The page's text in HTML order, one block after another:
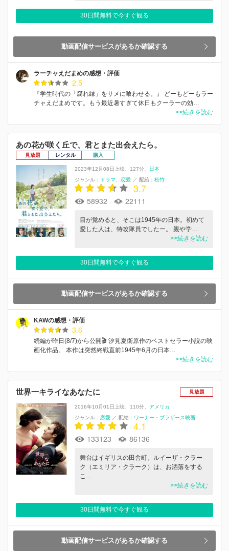
30日間無料で今すぐ観る
動画配信サービスがあるか確認する
ラーチャえだまめの感想・評価
2.5
『学生時代の「腐れ縁」をサメに喰わせる。』 どーもどーもラー
チャえだまめです。もう最近暑すぎて休日もクーラーの効…
>>続きを読む
あの花が咲く丘で、君とまた出会えたら。
見放題 レンタル 購入
2023年12月08日上映 127分
日本
ジャンル：
ドラマ 恋愛 ／ 配給： 松竹
3.7
58932 22111
目が覚めると、そこは1945年の日本。初めて
愛した人は、特攻隊員でしたー。 親や学…
>>続きを読む
30日間無料で今すぐ観る
動画配信サービスがあるか確認する
KAWの感想・評価
3.6
続編が昨日(8/7)から公開🎬 汐見夏衛原作のベストセラー小説の映
画化作品。 本作は突然終戦直前1945年6月の日本…
>>続きを読む
世界一キライなあなたに 見放題
2016年10月01日上映 110分
アメリカ
ジャンル： 恋愛 ／ 配給： ワーナー・ブラザース映画
4.1
133123 86136
舞台はイギリスの田舎町。ルイーザ・クラー
ク（エミリア・クラーク）は、お洒落をする
こ…
>>続きを読む
30日間無料で今すぐ観る
動画配信サービスがあるか確認する